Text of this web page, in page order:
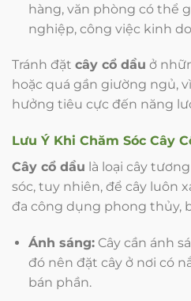
hàng, văn phòng có thể
nghiệp, công việc kinh
Tránh đặt cây cổ dầu ở
hoặc quá gần giường ngủ,
hưởng tiêu cực đến năng
Lưu Ý Khi Chăm Sóc Cây
Cây cổ dầu là loại cây
sóc, tuy nhiên, để cây luôn
đa công dụng phong thủy,
Ánh sáng:Cây cần ánh
đó nên đặt cây ở nơi có
bán phần.